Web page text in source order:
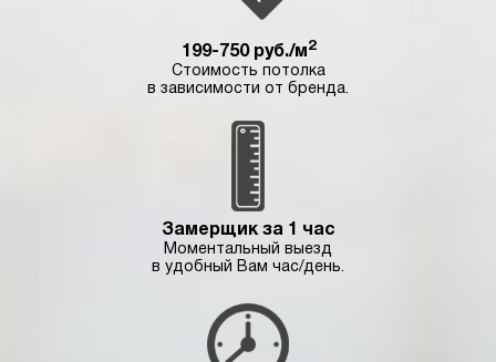
199-750 руб./м 2
Стоимость потолка
в зависимости от бренда.
Замерщик за 1 час
Моментальный выезд
в удобный Вам час/день.